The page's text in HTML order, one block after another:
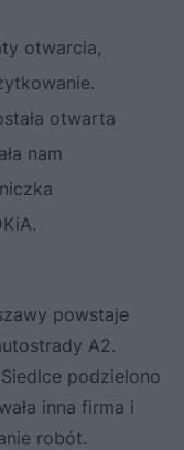
otwarcia,
otwarta
nam
powstaje
A2.
podzielono
inna firma i
robót.